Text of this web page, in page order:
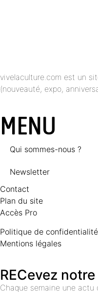
vivelaculture.com est un
(nouveauté, expo,
MENU
Qui sommes-nous ?
Newsletter
Contact
Plan du site
Accès Pro
Politique de confidentialité
Mentions légales
RECevez
Chaque semaine une